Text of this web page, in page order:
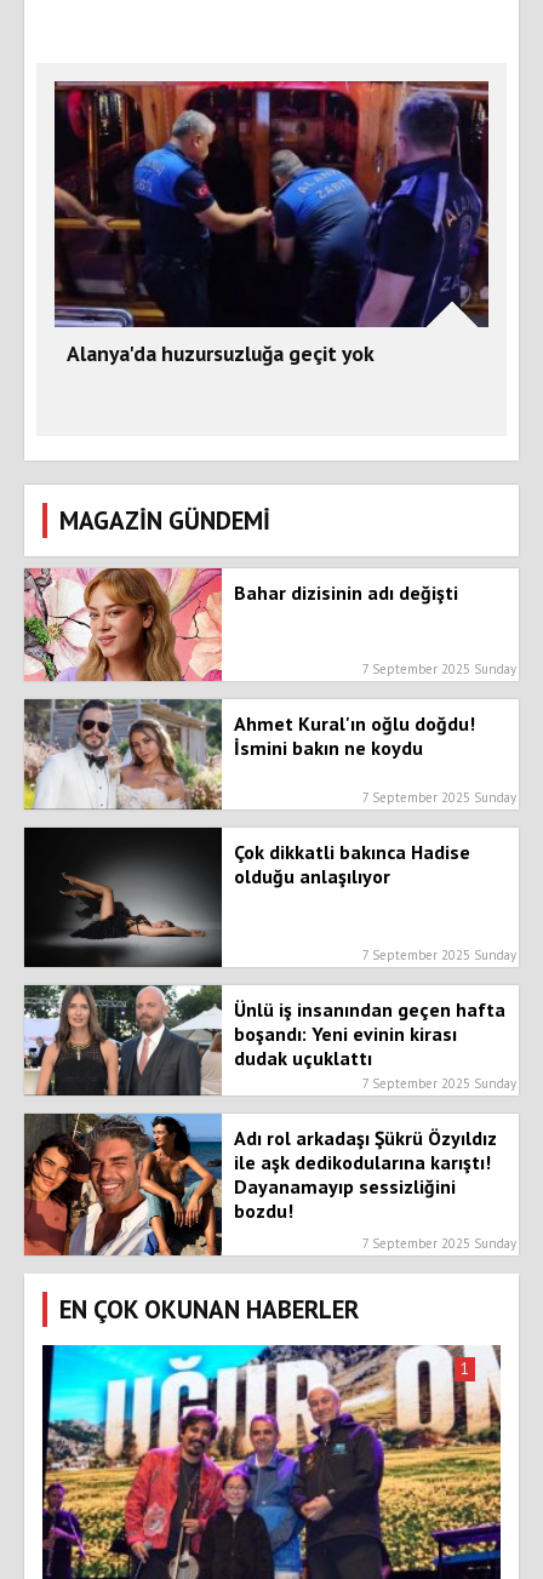
Alanya'da huzursuzluğa geçit yok
MAGAZİN GÜNDEMİ
Bahar dizisinin adı değişti
7 September 2025 Sunday
Ahmet Kural'ın oğlu doğdu!
İsmini bakın ne koydu
7 September 2025 Sunday
Çok dikkatli bakınca Hadise
olduğu anlaşılıyor
7 September 2025 Sunday
Ünlü iş insanından geçen hafta
boşandı: Yeni evinin kirası
dudak uçuklattı
7 September 2025 Sunday
Adı rol arkadaşı Şükrü Özyıldız
ile aşk dedikodularına karıştı!
Dayanamayıp sessizliğini
bozdu!
7 September 2025 Sunday
EN ÇOK OKUNAN HABERLER
1